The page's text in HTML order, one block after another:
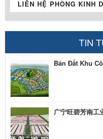
LIÊN HỆ PHÒNG KINH
TIN
Bán Đất Khu
广宁旺碧芳南工